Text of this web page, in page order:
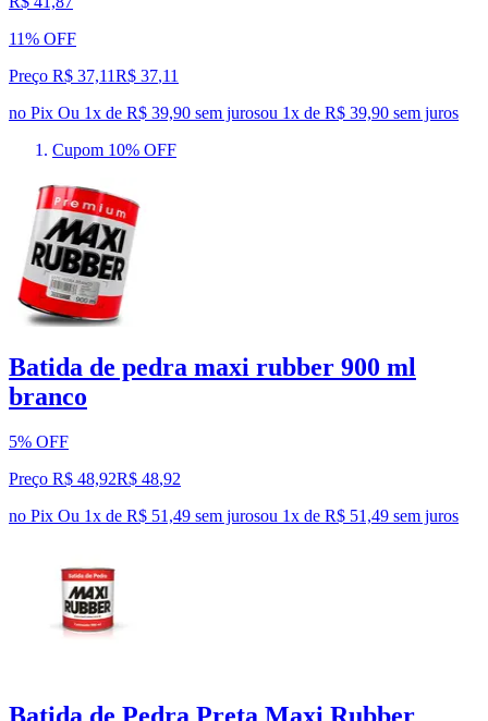
11% OFF
Preço R$ 37,11R$ 37,11
no Pix Ou 1x de R$ 39,90 sem jurosou 1x de R$ 39,90 sem juros
Cupom 10% OFF
Batida de pedra maxi rubber 900 ml
branco
5% OFF
Preço R$ 48,92R$ 48,92
no Pix Ou 1x de R$ 51,49 sem jurosou 1x de R$ 51,49 sem juros